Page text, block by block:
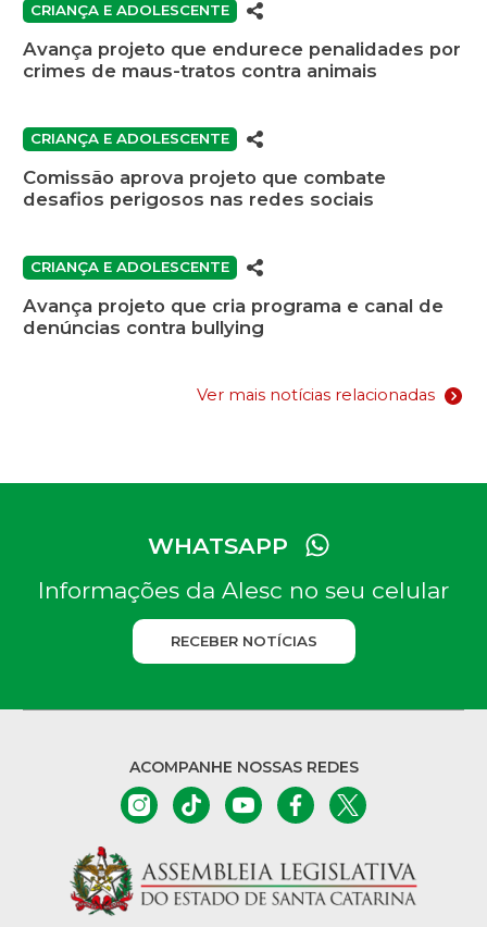
CRIANÇA E ADOLESCENTE
Avança projeto que endurece penalidades por
crimes de maus-tratos contra animais
CRIANÇA E ADOLESCENTE
Comissão aprova projeto que combate
desafios perigosos nas redes sociais
CRIANÇA E ADOLESCENTE
Avança projeto que cria programa e canal de
denúncias contra bullying
Ver mais notícias relacionadas
WHATSAPP
Informações da Alesc no seu celular
RECEBER NOTÍCIAS
ACOMPANHE NOSSAS REDES